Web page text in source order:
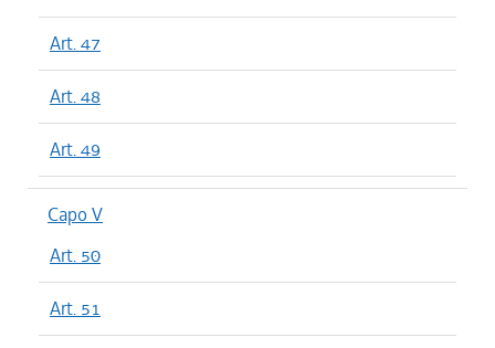
Art. 47
Art. 48
Art. 49
Capo V
Art. 50
Art. 51